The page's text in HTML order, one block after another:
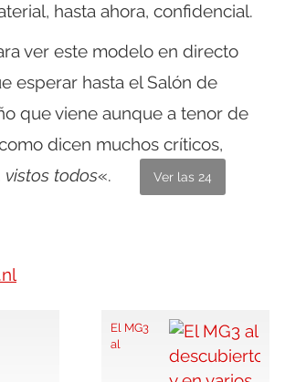
hasta ahora, confidencial.
ver este modelo en directo
esperar hasta el Salón de
que viene aunque a tenor de
dicen muchos críticos,
vistos todos«. Ver las 24
El MG3
al